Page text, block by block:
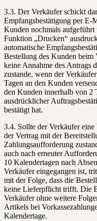
3.3. Der Verkäufer schickt
Empfangsbestätigung per E-
Kunden nochmals
Funktion „Drucken“
automatische
Bestellung des Kunden beim
keine Annahme des Antrags
zustande, wenn der
Tagen an den Kunden
den Kunden innerhalb von 2
ausdrücklicher
bestätigt hat.
3.4. Sollte der Verkäufer
der Vertrag mit der
Zahlungsaufforderung
auch nach erneuter
10 Kalendertagen nach
Verkäufer eingegangen ist,
mit der Folge, dass die
keine Lieferpflicht trifft. Die
Verkäufer ohne weitere
Artikels bei
Kalendertage.